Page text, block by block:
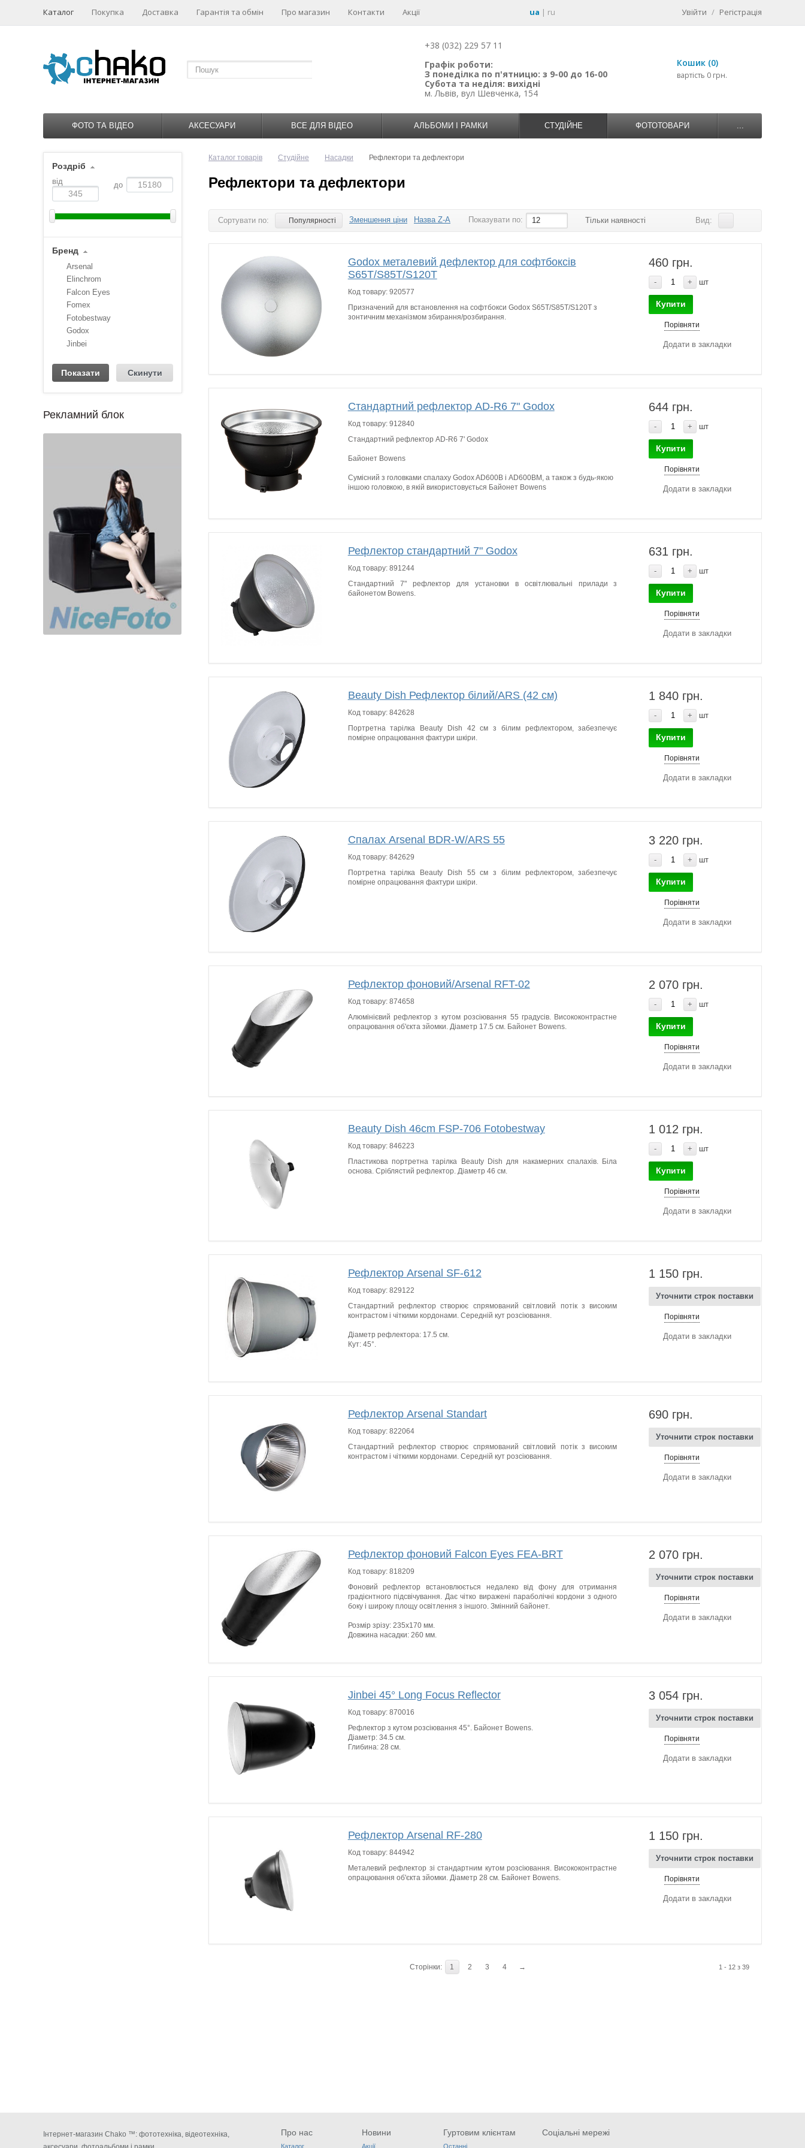
Каталог Покупка Доставка Гарантія та обмін Про магазин Контакти Акції ua | ru Увійти / Регістрація
+38 (032) 229 57 11
Графік роботи:
З понеділка по п'ятницю: з 9-00 до 16-00
Субота та неділя: вихідні
м. Львів, вул Шевченка, 154
Кошик (0)
вартість 0 грн.
ФОТО ТА ВІДЕО АКСЕСУАРИ ВСЕ ДЛЯ ВІДЕО АЛЬБОМИ І РАМКИ СТУДІЙНЕ ФОТОТОВАРИ ...
Роздріб
від до
Бренд
Arsenal
Elinchrom
Falcon Eyes
Fomex
Fotobestway
Godox
Jinbei
1 2 3 4
Рекламний блок
Каталог товарів Студійне Насадки Рефлектори та дефлектори
Рефлектори та дефлектори
Сортувати по: Популярності Зменшення ціни Назва Z-A Показувати по: 12 Тільки наявності Вид:
Godox металевий дефлектор для софтбоксів
S65T/S85T/S120T
Код товару: 920577
Призначений для встановлення на софтбокси Godox S65T/S85T/S120T з
зонтичним механізмом збирання/розбирання.
460 грн.
- + шт
Купити
Порівняти
Додати в закладки
Стандартний рефлектор AD-R6 7" Godox
Код товару: 912840
Стандартний рефлектор AD-R6 7' Godox
Байонет Bowens
Сумісний з головками спалаху Godox AD600B і AD600BM, а також з будь-якою
іншою головкою, в якій використовується Байонет Bowens
644 грн.
- + шт
Купити
Порівняти
Додати в закладки
Рефлектор стандартний 7" Godox
Код товару: 891244
Стандартний 7" рефлектор для установки в освітлювальні прилади з
байонетом Bowens.
631 грн.
- + шт
Купити
Порівняти
Додати в закладки
Beauty Dish Рефлектор білий/ARS (42 см)
Код товару: 842628
Портретна тарілка Beauty Dish 42 см з білим рефлектором, забезпечує
помірне опрацювання фактури шкіри.
1 840 грн.
- + шт
Купити
Порівняти
Додати в закладки
Спалах Arsenal BDR-W/ARS 55
Код товару: 842629
Портретна тарілка Beauty Dish 55 см з білим рефлектором, забезпечує
помірне опрацювання фактури шкіри.
3 220 грн.
- + шт
Купити
Порівняти
Додати в закладки
Рефлектор фоновий/Arsenal RFT-02
Код товару: 874658
Алюмінієвий рефлектор з кутом розсіювання 55 градусів. Висококонтрастне
опрацювання об'єкта зйомки. Діаметр 17.5 см. Байонет Bowens.
2 070 грн.
- + шт
Купити
Порівняти
Додати в закладки
Beauty Dish 46cm FSP-706 Fotobestway
Код товару: 846223
Пластикова портретна тарілка Beauty Dish для накамерних спалахів. Біла
основа. Сріблястий рефлектор. Діаметр 46 см.
1 012 грн.
- + шт
Купити
Порівняти
Додати в закладки
Рефлектор Arsenal SF-612
Код товару: 829122
Стандартний рефлектор створює спрямований світловий потік з високим
контрастом і чіткими кордонами. Середній кут розсіювання.
Діаметр рефлектора: 17.5 см.
Кут: 45°.
1 150 грн.
Уточнити строк поставки
Порівняти
Додати в закладки
Рефлектор Arsenal Standart
Код товару: 822064
Стандартний рефлектор створює спрямований світловий потік з високим
контрастом і чіткими кордонами. Середній кут розсіювання.
690 грн.
Уточнити строк поставки
Порівняти
Додати в закладки
Рефлектор фоновий Falcon Eyes FEA-BRT
Код товару: 818209
Фоновий рефлектор встановлюється недалеко від фону для отримання
градієнтного підсвічування. Дає чітко виражені параболічні кордони з одного
боку і широку площу освітлення з іншого. Змінний байонет.
Розмір зрізу: 235х170 мм.
Довжина насадки: 260 мм.
2 070 грн.
Уточнити строк поставки
Порівняти
Додати в закладки
Jinbei 45° Long Focus Reflector
Код товару: 870016
Рефлектор з кутом розсіювання 45°. Байонет Bowens.
Діаметр: 34.5 см.
Глибина: 28 см.
3 054 грн.
Уточнити строк поставки
Порівняти
Додати в закладки
Рефлектор Arsenal RF-280
Код товару: 844942
Металевий рефлектор зі стандартним кутом розсіювання. Висококонтрастне
опрацювання об'єкта зйомки. Діаметр 28 см. Байонет Bowens.
1 150 грн.
Уточнити строк поставки
Порівняти
Додати в закладки
1 - 12 з 39
Сторінки: 1 2 3 4 →
Інтернет-магазин Chako ™: фототехніка, відеотехніка,
Про нас
Каталог
Новини
Акції
Гуртовим клієнтам
Останні
Соціальні мережі